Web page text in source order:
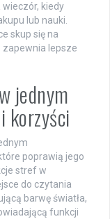
wieczór, kiedy
lub nauki.
skup się na
zapewnia lepsze
jednym
korzyści
poprawią jego
stref w
do czytania
barwę światła,
funkcji